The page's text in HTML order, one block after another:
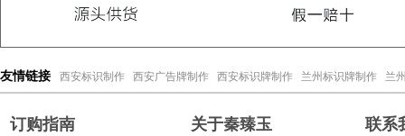
友情链接 西安标识制作 西安广告牌制作 西安标识牌制作 兰州标识牌制作 兰
订购指南 关于秦臻玉 联系